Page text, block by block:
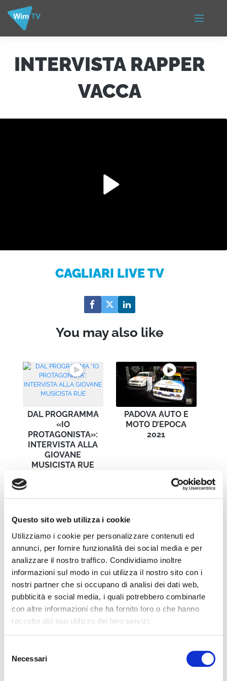
Questo sito web utilizza i cookie
Utilizziamo i cookie per personalizzare contenuti ed
annunci, per fornire funzionalità dei social media e per
analizzare il nostro traffico. Condividiamo inoltre
informazioni sul modo in cui utilizza il nostro sito con i
nostri partner che si occupano di analisi dei dati web,
pubblicità e social media, i quali potrebbero combinarle
con altre informazioni che ha fornito loro o che hanno
raccolto dal suo utilizzo dei loro servizi.
delNecessari
INTERVISTA RAPPER
VACCA
CAGLIARI LIVE TV
You may also like
DAL PROGRAMMA
«IO
PROTAGONISTA»:
INTERVISTA ALLA
GIOVANE
MUSICISTA RUE
PADOVA AUTO E
MOTO D’EPOCA
2021
Natura da salvare:
La pernice sarda
Intervista ad ALEX
ONE
Intervista alla
modella Evelyn
ENZO JANNACCI –
INTERVISTA